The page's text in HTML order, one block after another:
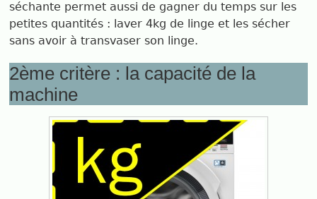
séchante permet aussi de gagner du temps sur les
petites quantités : laver 4kg de linge et les sécher
sans avoir à transvaser son linge.
2ème critère : la capacité de la
machine